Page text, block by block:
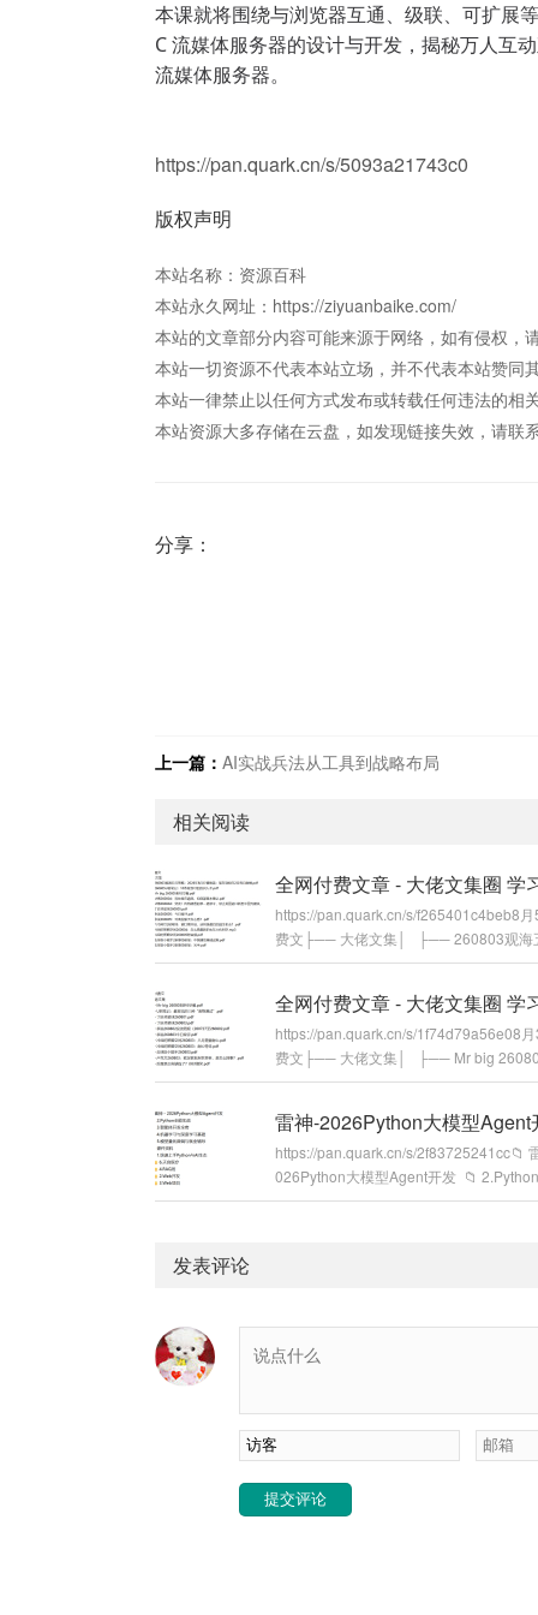
本课就将围绕与浏览器互通、级联、可扩展
C 流媒体服务器的设计与开发，揭秘万人互
流媒体服务器。
https://pan.quark.cn/s/5093a21743c0
版权声明
本站名称：资源百科
本站永久网址：https://ziyuanbaike.com/
本站的文章部分内容可能来源于网络，如有侵权
本站一切资源不代表本站立场，并不代表本站赞同
本站一律禁止以任何方式发布或转载任何违法的相
本站资源大多存储在云盘，如发现链接失效，请联
分享：
上一篇： AI实战兵法从工具到战略布局
相关阅读
https://pan.quark.cn/s/f265401c4beb8
费文├── 大佬文集│ ├── 260803观海
略：2026年8月行情推演；现在到明年2
怕的识人术.pdf│ ├── Mr big 260805财
pdf│ ├── M博260804：科技骨在磨底
部基本确认.pdf│&nb...
https://pan.quark.cn/s/1f74d79a56e08
费文├── 大佬文集│ ├── Mr big
早餐.pdf│ ├── U君笔记：最常见的三
─ 丁辰灵星球260803.pdf│ ├── 余说
投资周报（260727至260802.p...
雷神-2026Python大模型Agent
https://pan.quark.cn/s/2f83725241cc📁
026Python大模型Agent开发 📁
战 📁 3.智能体开发全套 📁 4.机器学习
发表评论
提交评论